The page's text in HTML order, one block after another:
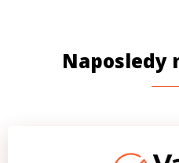
Naposledy